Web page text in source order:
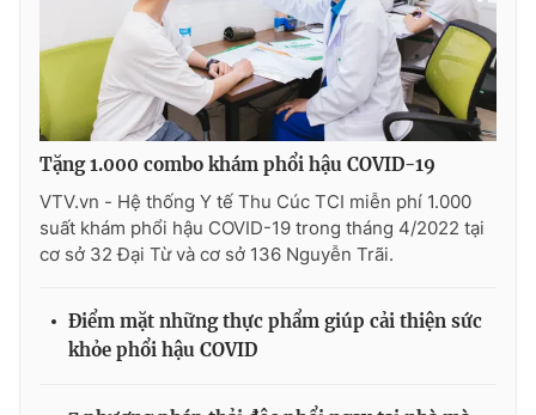
Tặng 1.000 combo khám phổi hậu COVID-19
VTV.vn - Hệ thống Y tế Thu Cúc TCI miễn phí 1.000
suất khám phổi hậu COVID-19 trong tháng 4/2022 tại
cơ sở 32 Đại Từ và cơ sở 136 Nguyễn Trãi.
Điểm mặt những thực phẩm giúp cải thiện sức
khỏe phổi hậu COVID